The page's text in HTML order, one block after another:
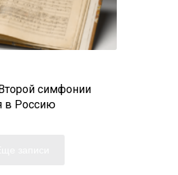
симфонии
в Россию